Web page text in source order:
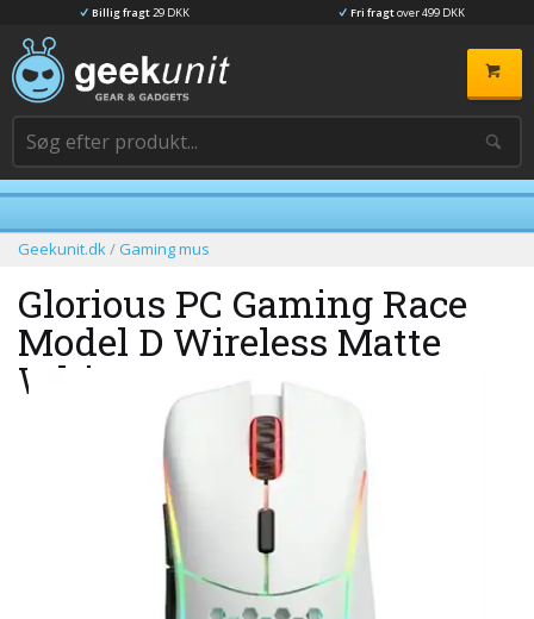
Billig fragt29 DKK Fri fragtover 499 DKK
Geekunit.dk/Gaming mus
Glorious PC Gaming Race
Model D Wireless Matte
White